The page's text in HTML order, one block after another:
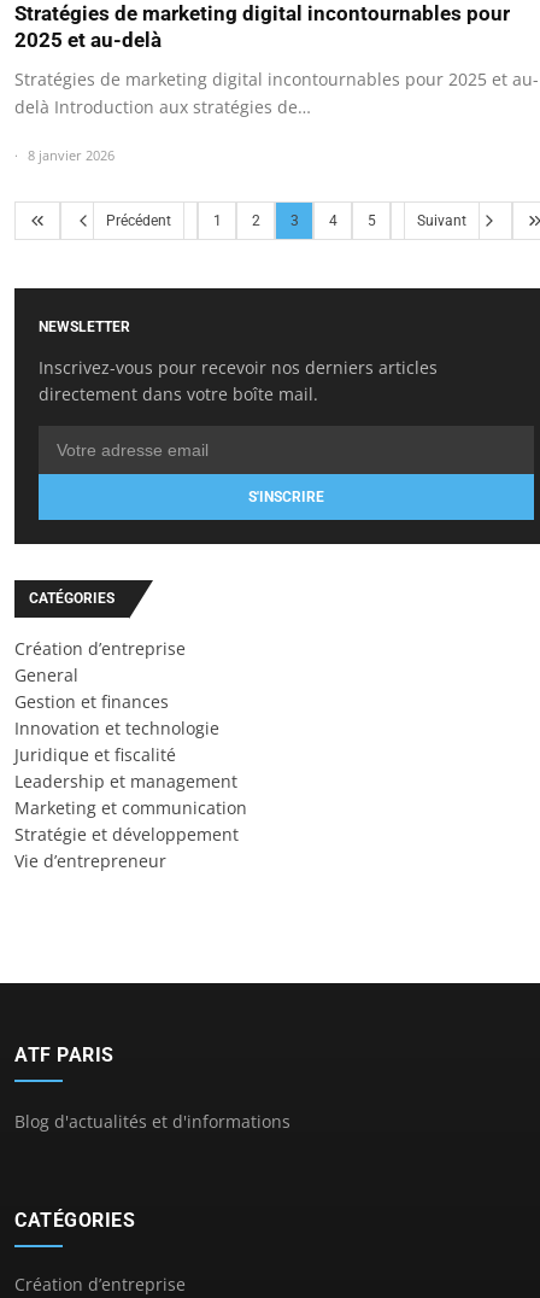
Stratégies de marketing digital incontournables pour
2025 et au-delà
Stratégies de marketing digital incontournables pour 2025 et au-
delà Introduction aux stratégies de…
8 janvier 2026
Précédent 1 2 3 4 5 Suivant
NEWSLETTER
Inscrivez-vous pour recevoir nos derniers articles
directement dans votre boîte mail.
S'INSCRIRE
CATÉGORIES
Création d’entreprise
General
Gestion et finances
Innovation et technologie
Juridique et fiscalité
Leadership et management
Marketing et communication
Stratégie et développement
Vie d’entrepreneur
ATF PARIS
Blog d'actualités et d'informations
CATÉGORIES
Création d’entreprise